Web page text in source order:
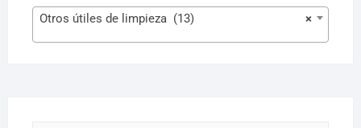
×
Otros útiles de limpieza (13)